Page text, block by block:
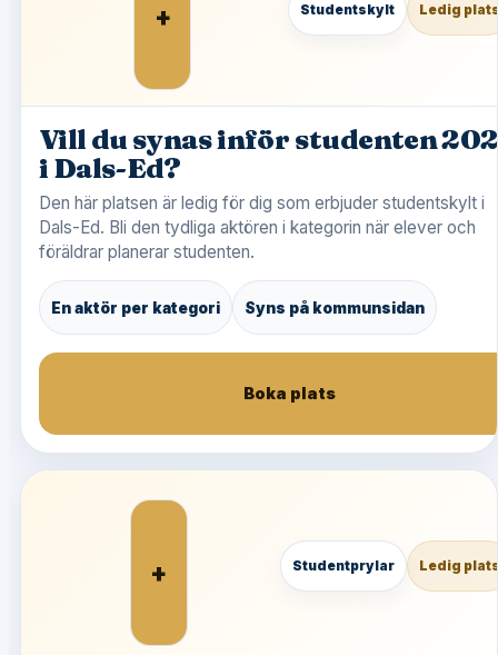
+ Studentskylt Ledig
Vill du synas inför studenten
i Dals-Ed?
Den här platsen är ledig för dig som erbjuder studentskylt i
Dals-Ed. Bli den tydliga aktören i kategorin när elever och
föräldrar planerar studenten.
En aktör per kategori Syns på kommunsidan
Boka plats
+ Studentprylar Ledig